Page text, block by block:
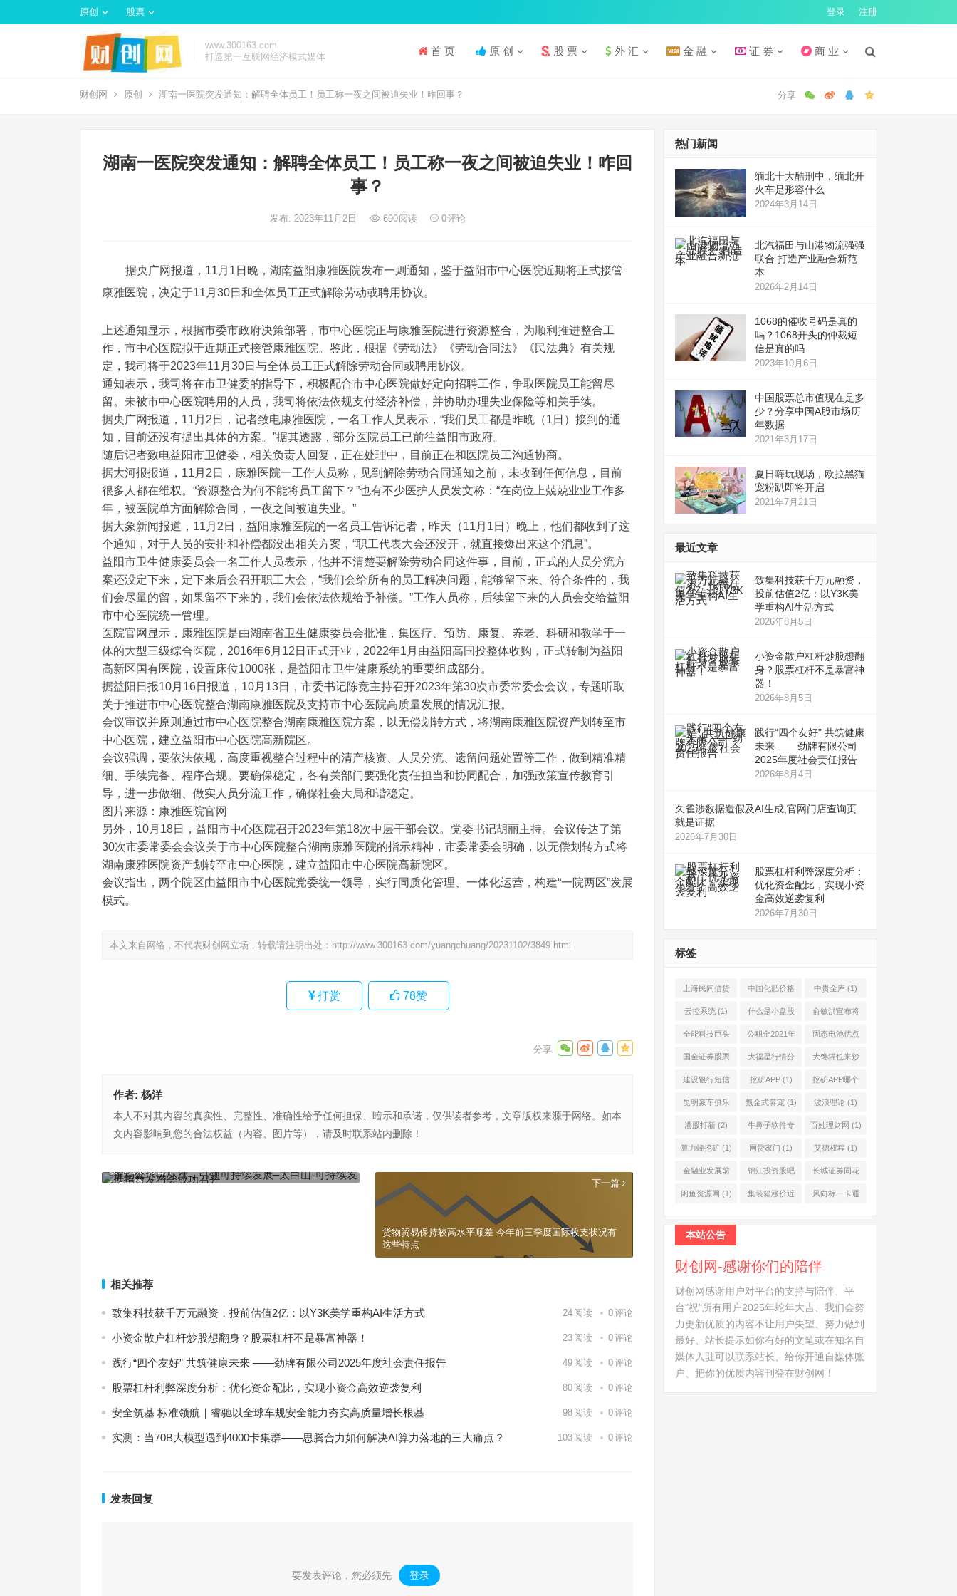
原创 股票 登录 注册
www.300163.com
打造第一互联网经济模式媒体
首 页 原 创 股 票 外 汇 金 融 证 券 商 业
财创网 原创 湖南一医院突发通知：解聘全体员工！员工称一夜之间被迫失业！咋回事？
湖南一医院突发通知：解聘全体员工！员工称一夜之间被迫失业！咋回
事？
发布: 2023年11月2日 690阅读 0评论
据央广网报道，11月1日晚，湖南益阳康雅医院发布一则通知，鉴于益阳市中心医院近期将正式接管
康雅医院，决定于11月30日和全体员工正式解除劳动或聘用协议。
上述通知显示，根据市委市政府决策部署，市中心医院正与康雅医院进行资源整合，为顺利推进整合工
作，市中心医院拟于近期正式接管康雅医院。鉴此，根据《劳动法》《劳动合同法》《民法典》有关规
定，我司将于2023年11月30日与全体员工正式解除劳动合同或聘用协议。
通知表示，我司将在市卫健委的指导下，积极配合市中心医院做好定向招聘工作，争取医院员工能留尽
留。未被市中心医院聘用的人员，我司将依法依规支付经济补偿，并协助办理失业保险等相关手续。
据央广网报道，11月2日，记者致电康雅医院，一名工作人员表示，“我们员工都是昨晚（1日）接到的通
知，目前还没有提出具体的方案。”据其透露，部分医院员工已前往益阳市政府。
随后记者致电益阳市卫健委，相关负责人回复，正在处理中，目前正在和医院员工沟通协商。
据大河报报道，11月2日，康雅医院一工作人员称，见到解除劳动合同通知之前，未收到任何信息，目前
很多人都在维权。“资源整合为何不能将员工留下？”也有不少医护人员发文称：“在岗位上兢兢业业工作多
年，被医院单方面解除合同，一夜之间被迫失业。”
据大象新闻报道，11月2日，益阳康雅医院的一名员工告诉记者，昨天（11月1日）晚上，他们都收到了这
个通知，对于人员的安排和补偿都没出相关方案，“职工代表大会还没开，就直接爆出来这个消息”。
益阳市卫生健康委员会一名工作人员表示，他并不清楚要解除劳动合同这件事，目前，正式的人员分流方
案还没定下来，定下来后会召开职工大会，“我们会给所有的员工解决问题，能够留下来、符合条件的，我
们会尽量的留，如果留不下来的，我们会依法依规给予补偿。”工作人员称，后续留下来的人员会交给益阳
市中心医院统一管理。
医院官网显示，康雅医院是由湖南省卫生健康委员会批准，集医疗、预防、康复、养老、科研和教学于一
体的大型三级综合医院，2016年6月12日正式开业，2022年1月由益阳高国投整体收购，正式转制为益阳
高新区国有医院，设置床位1000张，是益阳市卫生健康系统的重要组成部分。
据益阳日报10月16日报道，10月13日，市委书记陈竞主持召开2023年第30次市委常委会会议，专题听取
关于推进市中心医院整合湖南康雅医院及支持市中心医院高质量发展的情况汇报。
会议审议并原则通过市中心医院整合湖南康雅医院方案，以无偿划转方式，将湖南康雅医院资产划转至市
中心医院，建立益阳市中心医院高新院区。
会议强调，要依法依规，高度重视整合过程中的清产核资、人员分流、遗留问题处置等工作，做到精准精
细、手续完备、程序合规。要确保稳定，各有关部门要强化责任担当和协同配合，加强政策宣传教育引
导，进一步做细、做实人员分流工作，确保社会大局和谐稳定。
图片来源：康雅医院官网
另外，10月18日，益阳市中心医院召开2023年第18次中层干部会议。党委书记胡丽主持。会议传达了第
30次市委常委会会议关于市中心医院整合湖南康雅医院的指示精神，市委常委会明确，以无偿划转方式将
湖南康雅医院资产划转至市中心医院，建立益阳市中心医院高新院区。
会议指出，两个院区由益阳市中心医院党委统一领导，实行同质化管理、一体化运营，构建“一院两区”发展
模式。
本文来自网络，不代表财创网立场，转载请注明出处： http://www.300163.com/yuangchuang/20231102/3849.html
打赏 78赞
作者: 杨洋
本人不对其内容的真实性、完整性、准确性给予任何担保、暗示和承诺，仅供读者参考，文章版权来源于网络。如本
文内容影响到您的合法权益（内容、图片等），请及时联系站内删除！
上一篇
发布会成功召开
下一篇
货物贸易保持较高水平顺差 今年前三季度国际收支状况有
这些特点
相关推荐
致集科技获千万元融资，投前估值2亿：以Y3K美学重构AI生活方式 24 阅读 0评论
小资金散户杠杆炒股想翻身？股票杠杆不是暴富神器！ 23 阅读 0评论
践行“四个友好” 共筑健康未来 ——劲牌有限公司2025年度社会责任报告 49 阅读 0评论
股票杠杆利弊深度分析：优化资金配比，实现小资金高效逆袭复利 80 阅读 0评论
安全筑基 标准领航｜睿驰以全球车规安全能力夯实高质量增长根基 98 阅读 0评论
实测：当70B大模型遇到4000卡集群——思腾合力如何解决AI算力落地的三大痛点？ 103 阅读 0评论
发表回复
要发表评论，您必须先 登录 。
热门新闻
缅北十大酷刑中，缅北开
火车是形容什么
2024年3月14日
北汽福田与山港物流强强
联合 打造产业融合新范
本
2026年2月14日
1068的催收号码是真的
吗？1068开头的仲裁短
信是真的吗
2023年10月6日
中国股票总市值现在是多
少？分享中国A股市场历
年数据
2021年3月17日
夏日嗨玩现场，欧拉黑猫
宠粉趴即将开启
2021年7月21日
最近文章
致集科技获千万元融资，
投前估值2亿：以Y3K美
学重构AI生活方式
2026年8月5日
小资金散户杠杆炒股想翻
身？股票杠杆不是暴富神
器！
2026年8月5日
践行“四个友好” 共筑健康
未来 ——劲牌有限公司
2025年度社会责任报告
2026年8月4日
久雀涉数据造假及AI生成,官网门店查询页
就是证据
2026年7月30日
股票杠杆利弊深度分析：
优化资金配比，实现小资
金高效逆袭复利
2026年7月30日
标签
上海民间借贷
公司(1)
中国化肥价格
网(1)
中贵金库 (1)
云控系统 (1) 什么是小盘股
(2)
俞敏洪宣布将
退休(1)
全能科技巨头
(1)
公积金2021年
起不允许提取
固态电池优点
(1)
国金证券股票
(2)
大福星行情分
析系统(1)
大馋猫也来炒
股票(1)
建设银行短信
服务费(1)
挖矿APP(1) 挖矿APP哪个
靠谱(1)
昆明豪车俱乐
部(1)
氪金式养宠(1) 波浪理论 (1)
港股打新 (2) 牛鼻子软件专
业版(1)
百姓理财网 (1)
算力蜂挖矿(1) 网贷家门 (1) 艾德权程 (1)
金融业发展前
景(1)
锦江投资股吧
(1)
长城证券同花
顺(1)
闲鱼资源网 (1) 集装箱涨价近 风向标一卡通
本站公告
财创网-感谢你们的陪伴
财创网感谢用户对平台的支持与陪伴、平
台"祝"所有用户2025年蛇年大吉、我们会努
力更新优质的内容不让用户失望、努力做到
最好、站长提示如你有好的文笔或在知名自
媒体入驻可以联系站长、给你开通自媒体账
户、把你的优质内容刊登在财创网！